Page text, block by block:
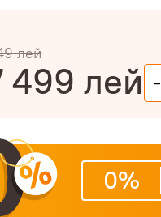
лей
499 лей -
0%